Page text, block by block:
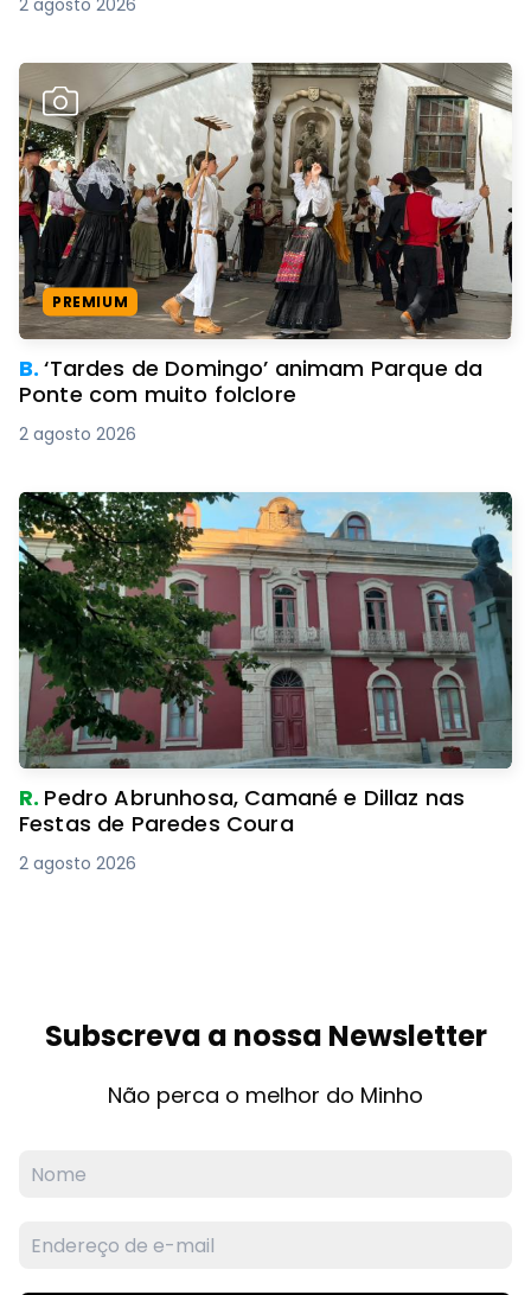
2 agosto 2026
PREMIUM
B.‘Tardes de Domingo’ animam Parque da
Ponte com muito folclore
2 agosto 2026
R. Pedro Abrunhosa, Camané e Dillaz nas
Festas de Paredes Coura
2 agosto 2026
Subscreva a nossa Newsletter
Não perca o melhor do Minho